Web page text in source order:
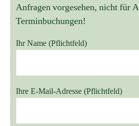
Anfragen vorgesehen, nicht für
Terminbuchungen!
Ihr Name (Pflichtfeld)
Bitte lasse dieses Feld leer.
Ihre E-Mail-Adresse (Pflichtfeld)